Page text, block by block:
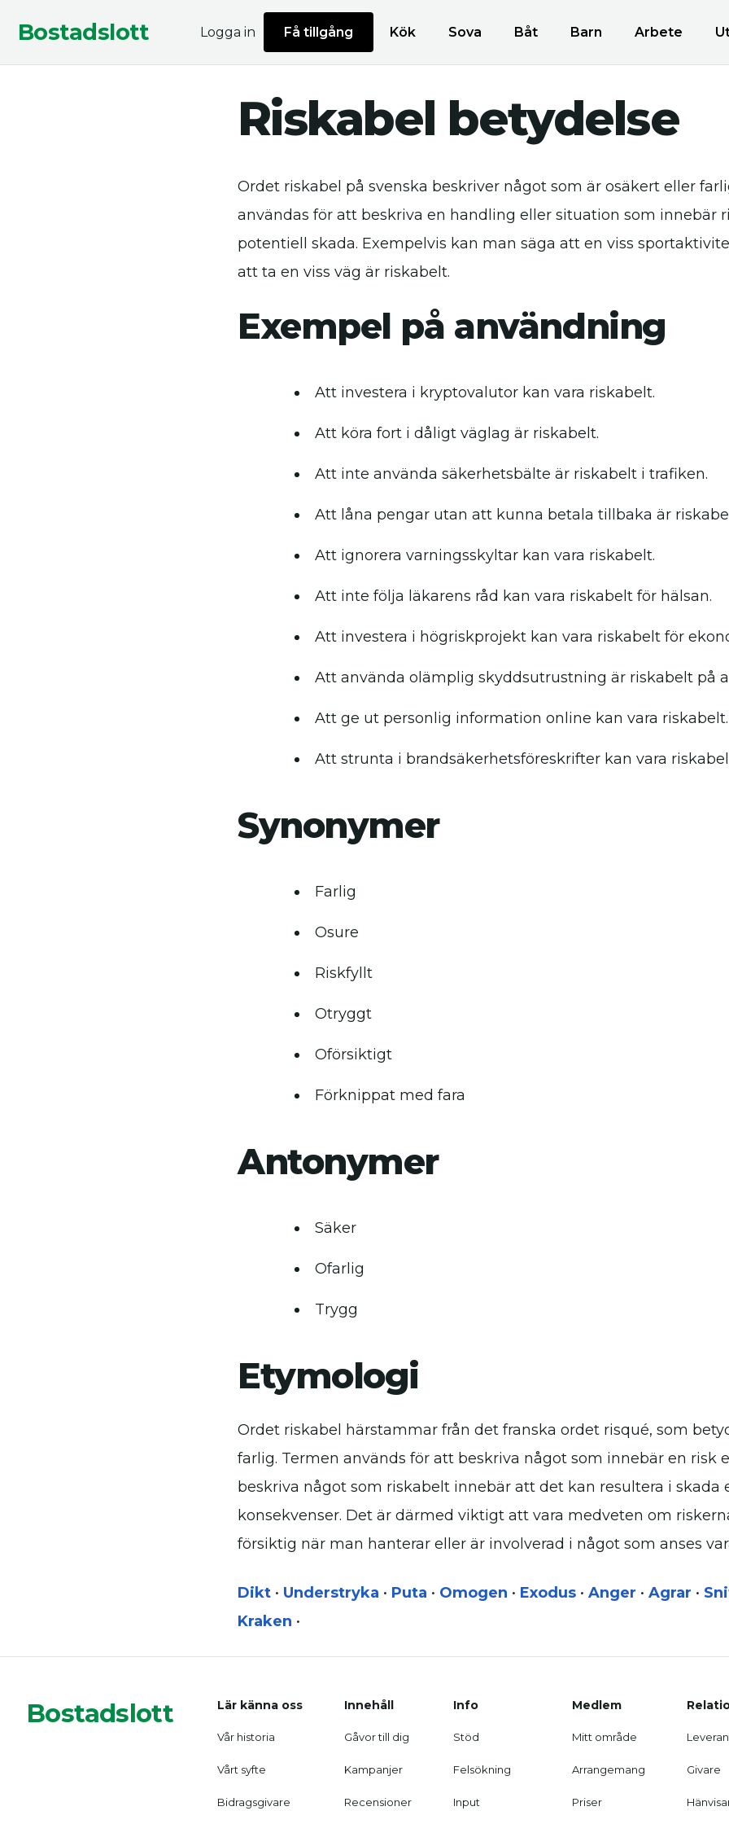
Bostadslott Kök Sova Båt Barn Arbete
Logga in Få tillgång
Riskabel betydelse
Ordet riskabel på svenska beskriver något som är osäkert eller
användas för att beskriva en handling eller situation som innebär
potentiell skada. Exempelvis kan man säga att en viss
att ta en viss väg är riskabelt.
Exempel på användning
Att investera i kryptovalutor kan vara riskabelt.
Att köra fort i dåligt väglag är riskabelt.
Att inte använda säkerhetsbälte är riskabelt i trafiken.
Att låna pengar utan att kunna betala tillbaka är
Att ignorera varningsskyltar kan vara riskabelt.
Att inte följa läkarens råd kan vara riskabelt för hälsan.
Att investera i högriskprojekt kan vara riskabelt för
Att använda olämplig skyddsutrustning är riskabelt på
Att ge ut personlig information online kan vara riskabelt.
Att strunta i brandsäkerhetsföreskrifter kan vara
Synonymer
Farlig
Osure
Riskfyllt
Otryggt
Oförsiktigt
Förknippat med fara
Antonymer
Säker
Ofarlig
Trygg
Etymologi
Ordet riskabel härstammar från det franska ordet risqué, som
farlig. Termen används för att beskriva något som innebär en risk
beskriva något som riskabelt innebär att det kan resultera i skada
konsekvenser. Det är därmed viktigt att vara medveten om
försiktig när man hanterar eller är involverad i något som anses
Dikt • Understryka • Puta • Omogen • Exodus • Anger • Agrar •
Kraken •
Bostadslott Lär känna oss
Vår historia
Vårt syfte
Bidragsgivare
Innehåll
Gåvor till dig
Kampanjer
Recensioner
Info
Stöd
Felsökning
Input
Medlem
Mitt område
Arrangemang
Priser
Givare